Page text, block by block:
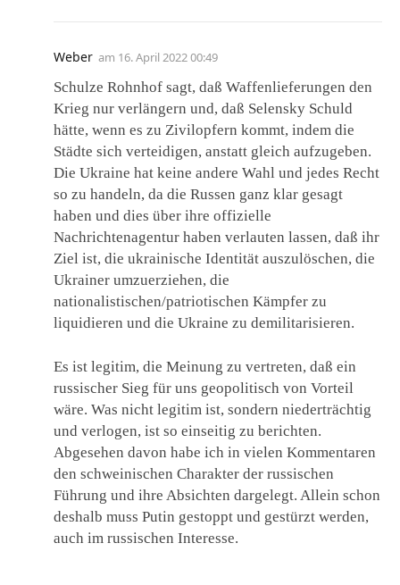
Weber am 16. April 2022 00:49
Schulze Rohnhof sagt, daß Waffenlieferungen den
Krieg nur verlängern und, daß Selensky Schuld
hätte, wenn es zu Zivilopfern kommt, indem die
Städte sich verteidigen, anstatt gleich aufzugeben.
Die Ukraine hat keine andere Wahl und jedes Recht
so zu handeln, da die Russen ganz klar gesagt
haben und dies über ihre offizielle
Nachrichtenagentur haben verlauten lassen, daß ihr
Ziel ist, die ukrainische Identität auszulöschen, die
Ukrainer umzuerziehen, die
nationalistischen/patriotischen Kämpfer zu
liquidieren und die Ukraine zu demilitarisieren.
Es ist legitim, die Meinung zu vertreten, daß ein
russischer Sieg für uns geopolitisch von Vorteil
wäre. Was nicht legitim ist, sondern niederträchtig
und verlogen, ist so einseitig zu berichten.
Abgesehen davon habe ich in vielen Kommentaren
den schweinischen Charakter der russischen
Führung und ihre Absichten dargelegt. Allein schon
deshalb muss Putin gestoppt und gestürzt werden,
auch im russischen Interesse.